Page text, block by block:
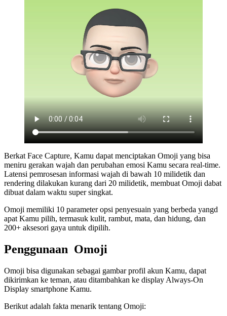
Berkat Face Capture, Kamu dapat menciptakan Omoji yang bisa
meniru gerakan wajah dan perubahan emosi Kamu secara real-time.
Latensi pemrosesan informasi wajah di bawah 10 milidetik dan
rendering dilakukan kurang dari 20 milidetik, membuat Omoji dabat
dibuat dalam waktu super singkat.
Omoji memiliki 10 parameter opsi penyesuain yang berbeda yangd
apat Kamu pilih, termasuk kulit, rambut, mata, dan hidung, dan
200+ aksesori gaya untuk dipilih.
Penggunaan Omoji
Omoji bisa digunakan sebagai gambar profil akun Kamu, dapat
dikirimkan ke teman, atau ditambahkan ke display Always-On
Display smartphone Kamu.
Berikut adalah fakta menarik tentang Omoji: